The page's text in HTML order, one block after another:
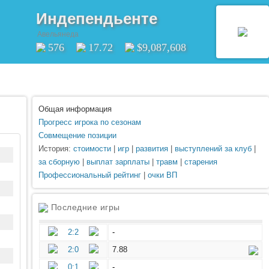
Индепендьенте
Авельянеда
576 17.72 $9,087,608
Общая информация
Прогресс игрока по сезонам
Совмещение позиции
История: стоимости игр развития выступлений за клуб
за сборную
выплат зарплаты травм
старения
Профессиональный рейтинг
очки ВП
Последние игры
2:2
-
2:0
7.88
0:1
-